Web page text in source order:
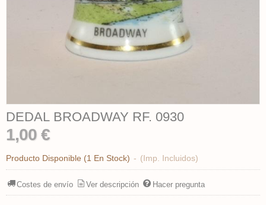
DEDAL BROADWAY RF. 0930
1,00 €
Producto Disponible (1 En Stock) - (Imp. Incluidos)
Costes de envío Ver descripción Hacer pregunta